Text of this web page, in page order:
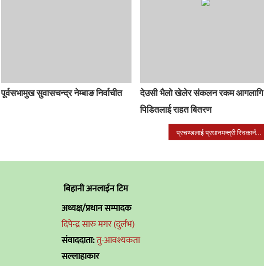
पूर्वसभामुख सुवासचन्द्र नेम्बाङ निर्वाचीत
देउसी भैलो खेलेर संकलन रकम आगलागि
पिडितलाई राहत बितरण
प्रचण्डलाई प्रधानमन्त्री स्विकार्न कांग्रेस तयार छ : मन्त्री यादव
बिहानी अनलाईन टिम
अध्यक्ष/प्रधान सम्पादक
दिपेन्द्र सारु मगर (दुर्लभ)
संवाददाता:तु-आवश्यकता
सल्लाहाकार